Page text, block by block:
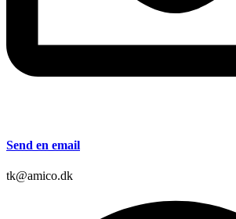
Send en email
tk@amico.dk